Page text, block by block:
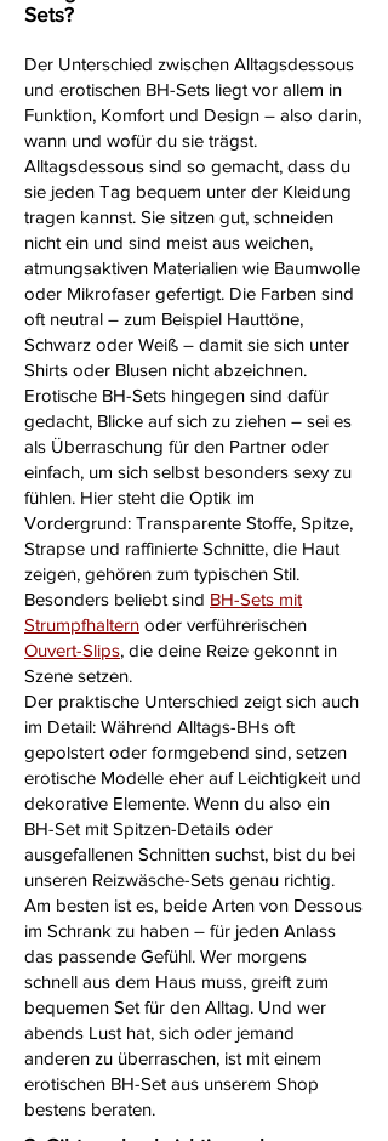
Sets?
Der Unterschied zwischen Alltagsdessous
und erotischen BH-Sets liegt vor allem in
Funktion, Komfort und Design – also darin,
wann und wofür du sie trägst.
Alltagsdessous sind so gemacht, dass du
sie jeden Tag bequem unter der Kleidung
tragen kannst. Sie sitzen gut, schneiden
nicht ein und sind meist aus weichen,
atmungsaktiven Materialien wie Baumwolle
oder Mikrofaser gefertigt. Die Farben sind
oft neutral – zum Beispiel Hauttöne,
Schwarz oder Weiß – damit sie sich unter
Shirts oder Blusen nicht abzeichnen.
Erotische BH-Sets hingegen sind dafür
gedacht, Blicke auf sich zu ziehen – sei es
als Überraschung für den Partner oder
einfach, um sich selbst besonders sexy zu
fühlen. Hier steht die Optik im
Vordergrund: Transparente Stoffe, Spitze,
Strapse und raffinierte Schnitte, die Haut
zeigen, gehören zum typischen Stil.
Besonders beliebt sind BH-Sets mit
Strumpfhaltern oder verführerischen
Ouvert-Slips, die deine Reize gekonnt in
Szene setzen.
Der praktische Unterschied zeigt sich auch
im Detail: Während Alltags-BHs oft
gepolstert oder formgebend sind, setzen
erotische Modelle eher auf Leichtigkeit und
dekorative Elemente. Wenn du also ein
BH-Set mit Spitzen-Details oder
ausgefallenen Schnitten suchst, bist du bei
unseren Reizwäsche-Sets genau richtig.
Am besten ist es, beide Arten von Dessous
im Schrank zu haben – für jeden Anlass
das passende Gefühl. Wer morgens
schnell aus dem Haus muss, greift zum
bequemen Set für den Alltag. Und wer
abends Lust hat, sich oder jemand
anderen zu überraschen, ist mit einem
erotischen BH-Set aus unserem Shop
bestens beraten.